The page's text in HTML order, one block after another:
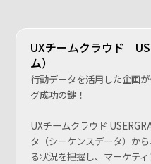
UXチームクラウド
ム）
行動データを活用した企画
グ成功の鍵！
UXチームクラウド
タ（シーケンスデータ）か
る状況を把握し、マーケテ